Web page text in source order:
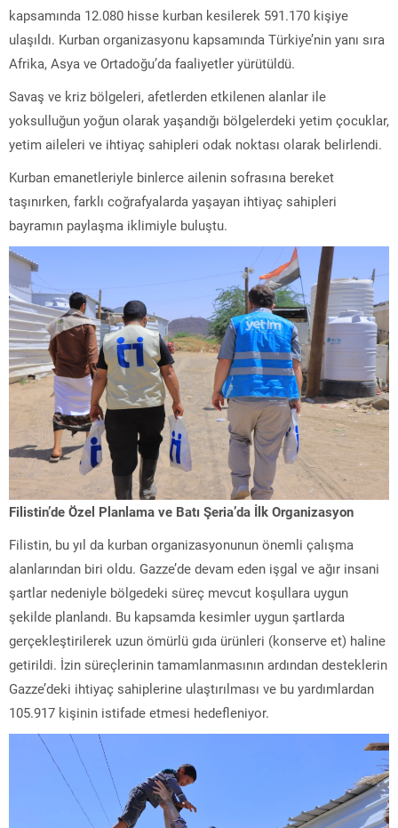
kapsamında 12.080 hisse kurban kesilerek 591.170 kişiye
ulaşıldı. Kurban organizasyonu kapsamında Türkiye’nin yanı sıra
Afrika, Asya ve Ortadoğu’da faaliyetler yürütüldü.
Savaş ve kriz bölgeleri, afetlerden etkilenen alanlar ile
yoksulluğun yoğun olarak yaşandığı bölgelerdeki yetim çocuklar,
yetim aileleri ve ihtiyaç sahipleri odak noktası olarak belirlendi.
Kurban emanetleriyle binlerce ailenin sofrasına bereket
taşınırken, farklı coğrafyalarda yaşayan ihtiyaç sahipleri
bayramın paylaşma iklimiyle buluştu.
Filistin’de Özel Planlama ve Batı Şeria’da İlk Organizasyon
Filistin, bu yıl da kurban organizasyonunun önemli çalışma
alanlarından biri oldu. Gazze’de devam eden işgal ve ağır insani
şartlar nedeniyle bölgedeki süreç mevcut koşullara uygun
şekilde planlandı. Bu kapsamda kesimler uygun şartlarda
gerçekleştirilerek uzun ömürlü gıda ürünleri (konserve et) haline
getirildi. İzin süreçlerinin tamamlanmasının ardından desteklerin
Gazze’deki ihtiyaç sahiplerine ulaştırılması ve bu yardımlardan
105.917 kişinin istifade etmesi hedefleniyor.